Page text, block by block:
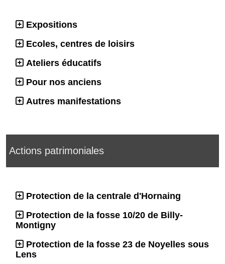
Expositions
Ecoles, centres de loisirs
Ateliers éducatifs
Pour nos anciens
Autres manifestations
Actions patrimoniales
Protection de la centrale d'Hornaing
Protection de la fosse 10/20 de Billy-
Montigny
Protection de la fosse 23 de Noyelles sous
Lens